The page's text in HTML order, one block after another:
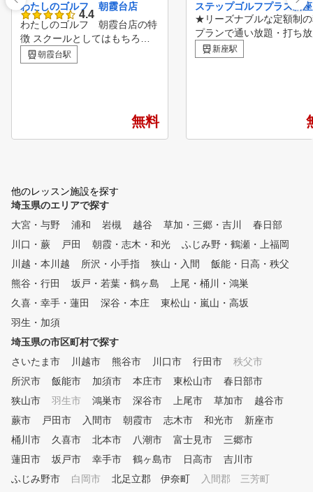
わたしのゴルフ 朝霞台店
4.4
わたしのゴルフ 朝霞台店の特
徴 スクールとしてはもちろん
、練習場/打ちっぱなしとして
も24時間お使いいただけます！
活用することができます。 ✓2
解析機、弾道測定機設置 全打
席当社独自のオリジナルスイン
グ解析機を設置し、ただの解析
イページで動画保存ができ、そ
れを自分のスマホで再生、比較
ます。 全店弾道測定機設置で
、インドアでも打球の方向性、
飛距離やスイングスピード等を
手ぶらでOK！通いやすい 無料
貸出しにてレンタルクラブ・シ
りますので、手ぶらでまた会社
や買い物帰りに気軽にお立ち寄
り頂けます。 ✓系列全店利用O
系列全店の利用が可能です。
１店舗だけではなく会社所在地
近くの『わたしのゴルフ』にて
朝霞台駅
無料
ステップゴルフプラス新
★リーズナブルな定額制
プランで通い放題・打ち
★JR武蔵野線「新座駅」
分 ★クラブ、シューズす
★コースレッスンも毎月
上開催中！ ★ステップゴ
新座駅
他のレッスン施設を探す
埼玉県のエリアで探す
大宮・与野
浦和 岩槻 越谷 草加・三郷・吉川
春日部
川口・蕨
戸田 朝霞・志木・和光
ふじみ野・鶴瀬・上福岡
川越・本川越
所沢・小手指 狭山・入間
飯能・日高・秩父
熊谷・行田
坂戸・若葉・鶴ヶ島
上尾・桶川・鴻巣
久喜・幸手・蓮田
深谷・本庄
東松山・嵐山・高坂
羽生・加須
埼玉県の市区町村で探す
さいたま市
川越市 熊谷市 川口市 行田市
秩父市
所沢市
飯能市 加須市 本庄市 東松山市
春日部市
狭山市
羽生市 鴻巣市 深谷市 上尾市 草加市
越谷市
蕨市
戸田市 入間市 朝霞市 志木市 和光市
新座市
桶川市
久喜市 北本市 八潮市 富士見市
三郷市
蓮田市
坂戸市 幸手市 鶴ヶ島市 日高市
吉川市
ふじみ野市
白岡市 北足立郡 伊奈町
入間郡 三芳町